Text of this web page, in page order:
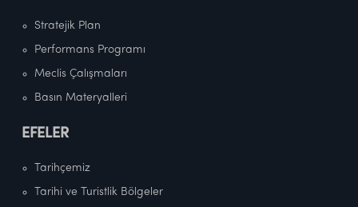
Stratejik Plan
Performans Programı
Meclis Çalışmaları
Basın Materyalleri
EFELER
Tarihçemiz
Tarihi ve Turistlik Bölgeler